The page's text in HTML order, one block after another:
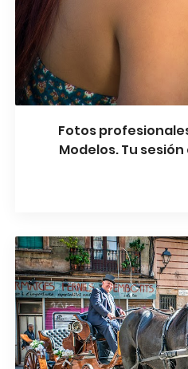
Fotos
Modelos. Tu